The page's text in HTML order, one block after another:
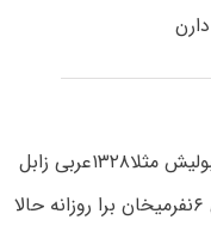
سلام تکمیل ظرفیت رتبه بالا چند باشه قبولیش مثلا۱۳۲۸عربی زابل
آخرین رتبه ۱۳۵۸ ..وتکمیل ظرفیت گفتن ۶نفرمیخان برا روزانه حالا